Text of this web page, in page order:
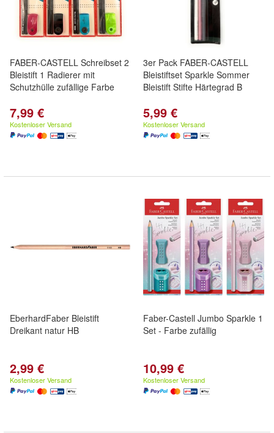
FABER-CASTELL Schreibset 2
Bleistift 1 Radierer mit
Schutzhülle zufällige Farbe
7,99 €
Kostenloser Versand
3er Pack FABER-CASTELL
Bleistiftset Sparkle Sommer
Bleistift Stifte Härtegrad B
5,99 €
Kostenloser Versand
EberhardFaber Bleistift
Dreikant natur HB
2,99 €
Kostenloser Versand
Faber-Castell Jumbo Sparkle 1
Set - Farbe zufällig
10,99 €
Kostenloser Versand